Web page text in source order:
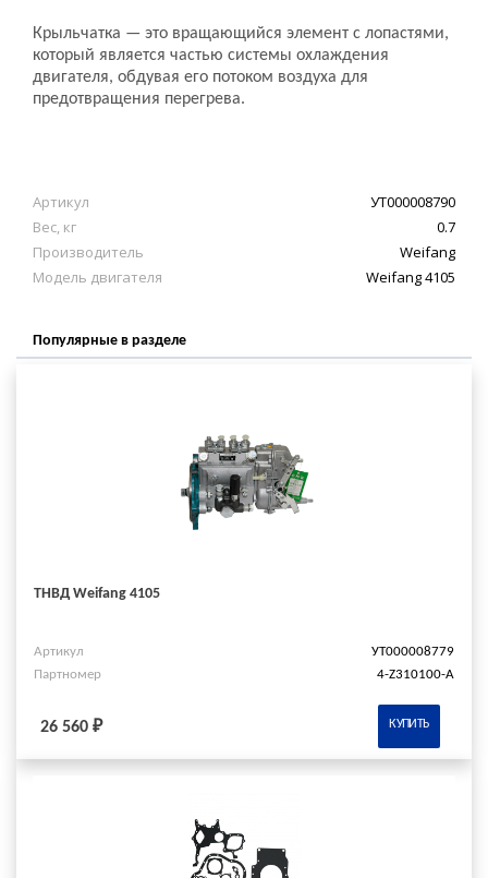
Крыльчатка — это вращающийся элемент с лопастями,
который является частью системы охлаждения
двигателя, обдувая его потоком воздуха для
предотвращения перегрева.
Артикул
УТ000008790
Вес, кг
0.7
Производитель
Weifang
Модель двигателя
Weifang 4105
Популярные в разделе
ТНВД Weifang 4105
Артикул
УТ000008779
Партномер
4-Z310100-A
26 560 ₽ КУПИТЬ